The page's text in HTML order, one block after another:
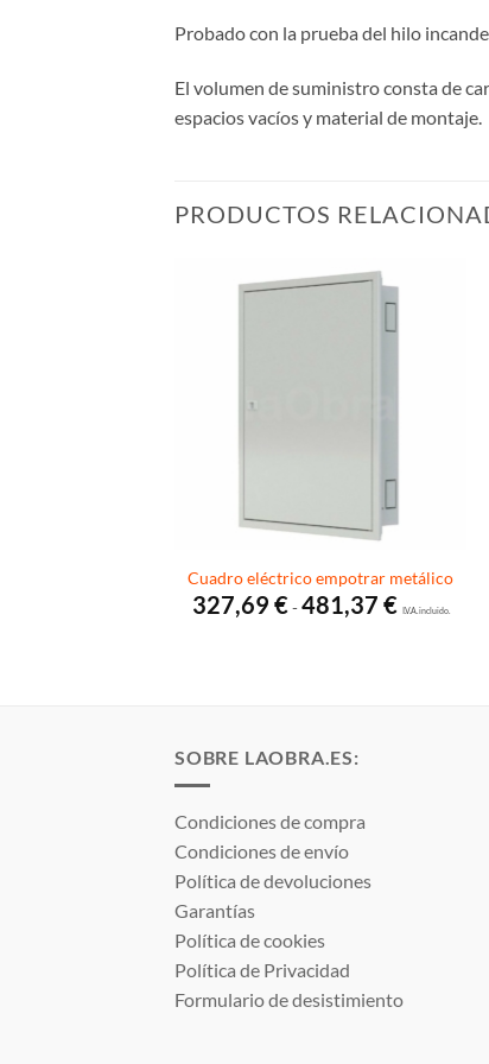
Probado con la prueba del hilo
El volumen de suministro consta de
espacios vacíos y material de montaje.
PRODUCTOS
Cuadro eléctrico empotrar metálico
327,69 €-481,37 €Rango
de
I.V.A. incluido.
SOBRE LAOBRA.ES:
Condiciones de compra
Condiciones de envío
Política de devoluciones
Garantías
Política de cookies
Política de Privacidad
Formulario de desistimiento